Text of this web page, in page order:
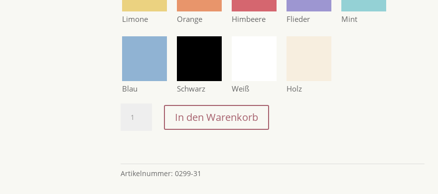
Limone Orange Himbeere Flieder Mint
Blau Schwarz Weiß Holz
Erinnerungsbox
Baby
Geburt,
In den Warenkorb
Artikelnummer:0299-31